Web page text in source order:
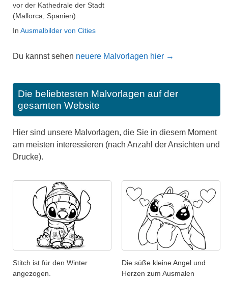
vor der Kathedrale der Stadt
(Mallorca, Spanien)
In Ausmalbilder von Cities
Du kannst sehen neuere Malvorlagen hier →
Die beliebtesten Malvorlagen auf der
gesamten Website
Hier sind unsere Malvorlagen, die Sie in diesem Moment
am meisten interessieren (nach Anzahl der Ansichten und
Drucke).
Stitch ist für den Winter
angezogen.
Die süße kleine Angel und
Herzen zum Ausmalen